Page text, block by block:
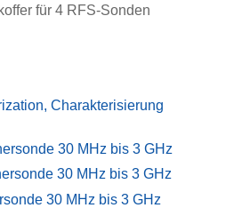
für 4 RFS-Sonden
Charakterisierung
30 MHz bis 3 GHz
30 MHz bis 3 GHz
30 MHz bis 3 GHz